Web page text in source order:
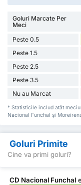
Goluri Marcate Per
Meci
Peste 0.5
Peste 1.5
Peste 2.5
Peste 3.5
Nu au Marcat
* Statisticile includ atât
Nacional Funchal și
Goluri Primite
Cine va primi goluri?
CD Nacional Funchal